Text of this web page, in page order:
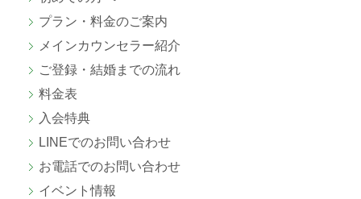
プラン・料金のご案内
メインカウンセラー紹介
ご登録・結婚までの流れ
料金表
入会特典
LINEでのお問い合わせ
お電話でのお問い合わせ
イベント情報